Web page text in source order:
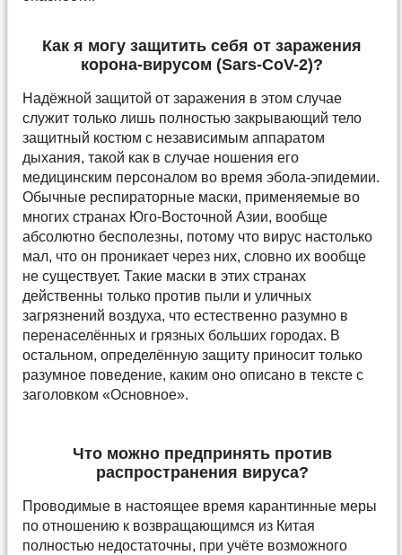
Как я могу защитить себя от заражения
корона-вирусом (Sars-CoV-2)?
Надёжной защитой от заражения в этом случае
служит только лишь полностью закрывающий тело
защитный костюм с независимым аппаратом
дыхания, такой как в случае ношения его
медицинским персоналом во время эбола-эпидемии.
Обычные респираторные маски, применяемые во
многих странах Юго-Восточной Азии, вообще
абсолютно бесполезны, потому что вирус настолько
мал, что он проникает через них, словно их вообще
не существует. Такие маски в этих странах
действенны только против пыли и уличных
загрязнений воздуха, что естественно разумно в
перенаселённых и грязных больших городах. В
остальном, определённую защиту приносит только
разумное поведение, каким оно описано в тексте с
заголовком «Основное».
Что можно предпринять против
распространения вируса?
Проводимые в настоящее время карантинные меры
по отношению к возвращающимся из Китая
полностью недостаточны, при учёте возможного